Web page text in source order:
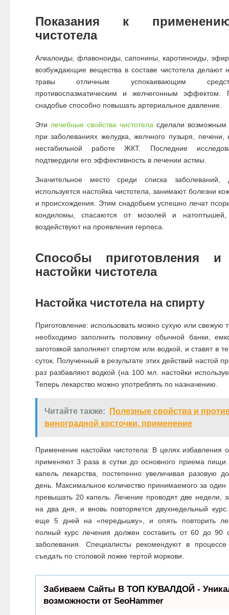
Показания к
чистотела
Алкалоиды, флавоноиды, сапонины, каротиноиды,
возбуждающие вещества в составе чистотела делают
травы отличным успокаивающим
противоспазматическим и желчегонным эффектом.
снадобье способно повышать артериальное давление.
Эти лечебные свойства чистотела сделали
при заболеваниях желудка, желчного пузыря,
нестабильной работе ЖКТ. Последние
подтвердили его эффективность в лечении астмы.
Значительное место среди списка
используется настойка чистотела, занимают болезни
и происхождения. Этим снадобьем успешно лечат
кондиломы, спасаются от мозолей и
воздействуют на проявления герпеса.
Способы приготовления и
настойки чистотела
Настойка чистотела на спирту
Приготовление: использовать можно сухую или свежую
необходимо заполнить половину обычной банки,
заготовкой заполняют спиртом или водкой, и ставят в
суток. Полученный в результате этих действий настой
раз разбавляют водкой (на 100 мл. настойки
Теперь лекарство можно употреблять по назначению.
Читайте также:
Полезные свойства и
виноградной косточки, применение
Применение настойки чистотела: В целях избавления
применяют 3 раза в сутки до основного приема
капель лекарства, постепенно увеличивая разовую
день. Максимальное количество принимаемого за
превышать 20 капель. Лечение проводят две недели,
на два дня, и вновь повторяется двухнедельный
еще 5 дней на «передышку», и опять повторить
полный курс лечения должен составить от 60 до 90
заболевания. Специалисты рекомендуют в
съедать по столовой ложке тертой моркови.
Забиваем Сайты В ТОП КУВАЛДОЙ -
возможности от SeoHammer